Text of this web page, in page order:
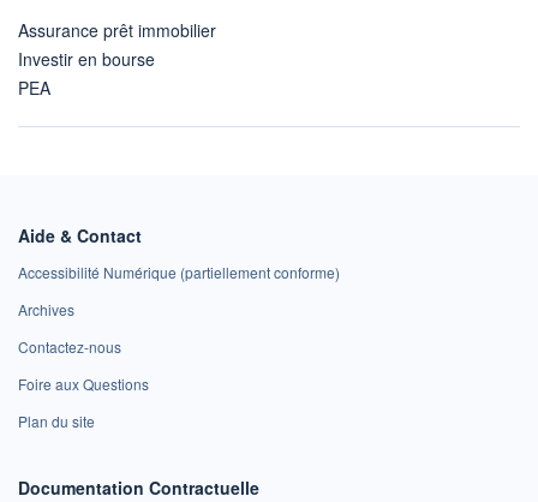
Assurance prêt immobilier
Investir en bourse
PEA
Aide & Contact
Accessibilité Numérique (partiellement conforme)
Archives
Contactez-nous
Foire aux Questions
Plan du site
Documentation Contractuelle